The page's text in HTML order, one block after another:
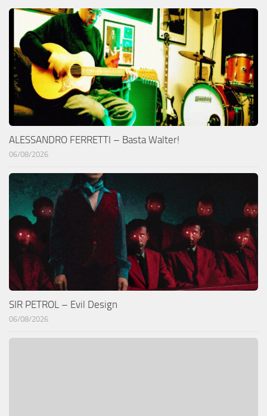
ALESSANDRO FERRETTI – Basta Walter!
06/08/2026
SIR PETROL – Evil Design
06/08/2026